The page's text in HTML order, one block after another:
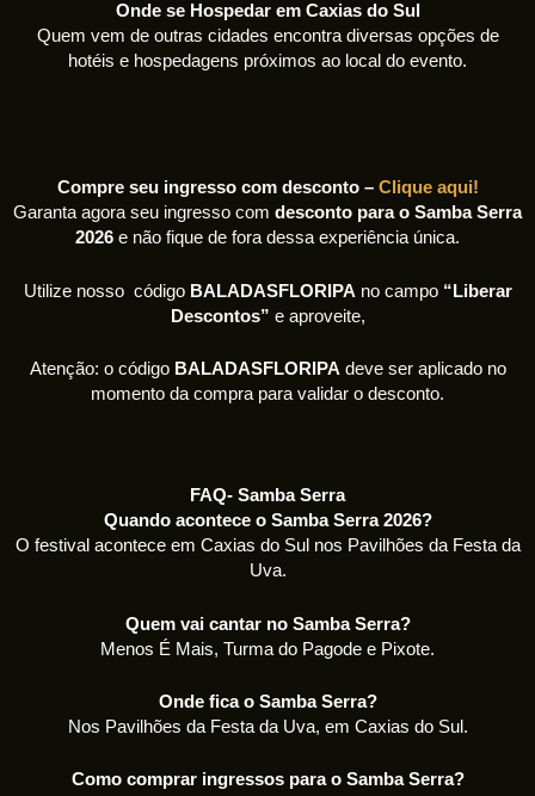
Onde se Hospedar em Caxias do Sul
Quem vem de outras cidades encontra diversas opções de
hotéis e hospedagens próximos ao local do evento.
Compre seu ingresso com desconto – Clique aqui!
Garanta agora seu ingresso com desconto para o Samba Serra
2026 e não fique de fora dessa experiência única.
Utilize nosso código BALADASFLORIPA no campo “Liberar
Descontos” e aproveite,
Atenção: o código BALADASFLORIPA deve ser aplicado no
momento da compra para validar o desconto.
FAQ- Samba Serra
Quando acontece o Samba Serra 2026?
O festival acontece em Caxias do Sul nos Pavilhões da Festa da
Uva.
Quem vai cantar no Samba Serra?
Menos É Mais, Turma do Pagode e Pixote.
Onde fica o Samba Serra?
Nos Pavilhões da Festa da Uva, em Caxias do Sul.
Como comprar ingressos para o Samba Serra?